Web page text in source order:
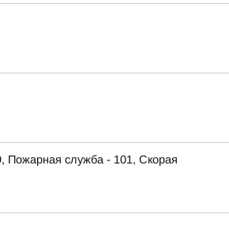
Пожарная служба - 101, Скорая